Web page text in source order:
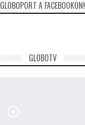
GLOBOPORT A FACEBOOKON!
GLOBOTV